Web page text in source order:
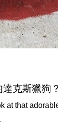
克斯獵狗
at that